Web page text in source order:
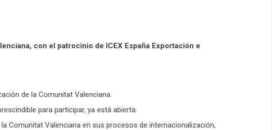
con el patrocinio de ICEX España Exportación e
de la Comunitat Valenciana.
para participar, ya está abierta.
Comunitat Valenciana en sus procesos de internacionalización,